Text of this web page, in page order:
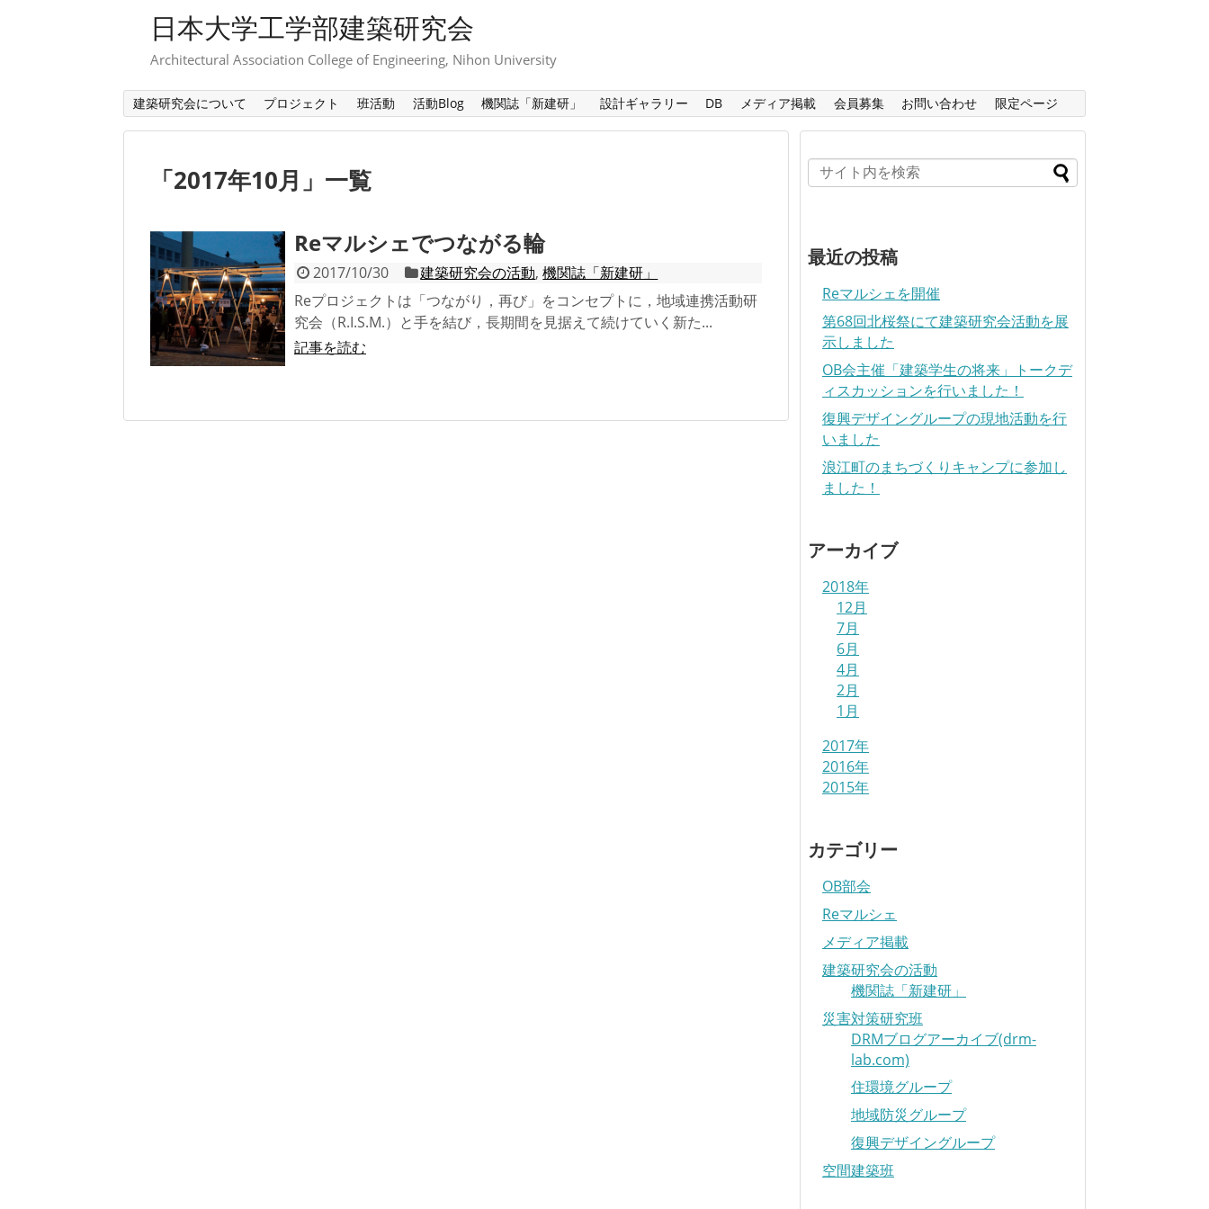
日本大学工学部建築研究会
Architectural Association College of Engineering, Nihon University
建築研究会について プロジェクト 班活動 活動Blog 機関誌「新建研」 設計ギャラリー DB メディア掲載 会員募集 お問い合わせ 限定ページ
「2017年10月 」 一覧
Reマルシェでつながる輪
2017/10/30 建築研究会の活動,機関誌「新建研」
Reプロジェクトは「つながり，再び」をコンセプトに，地域連携活動研
究会（R.I.S.M.）と手を結び，長期間を見据えて続けていく新た...
記事を読む
最近の投稿
Reマルシェを開催
第68回北桜祭にて建築研究会活動を展
示しました
OB会主催「建築学生の将来」トークデ
ィスカッションを行いました！
復興デザイングループの現地活動を行
いました
浪江町のまちづくりキャンプに参加し
ました！
アーカイブ
2018年
12月
7月
6月
4月
2月
1月
2017年
2016年
2015年
カテゴリー
OB部会
Reマルシェ
メディア掲載
建築研究会の活動
機関誌「新建研」
災害対策研究班
DRMブログアーカイブ(drm-
lab.com)
住環境グループ
地域防災グループ
復興デザイングループ
空間建築班